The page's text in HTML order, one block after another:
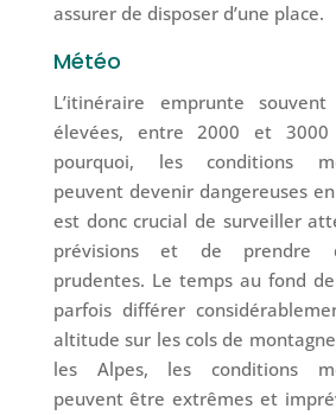
assurer de disposer d’une place.
Météo
L’itinéraire emprunte
élevées, entre 2000 et 3000
pourquoi, les conditions
peuvent devenir dangereuses
est donc crucial de surveiller
prévisions et de prendre
prudentes. Le temps au fond
parfois différer
altitude sur les cols de
les Alpes, les conditions
peuvent être extrêmes et